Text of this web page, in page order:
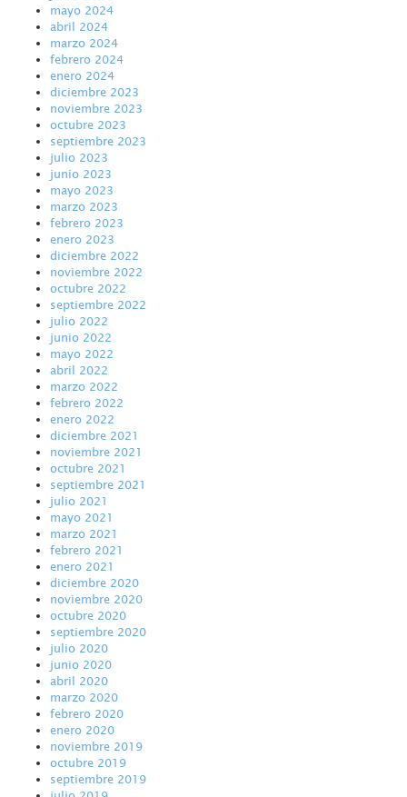
mayo 2024
abril 2024
marzo 2024
febrero 2024
enero 2024
diciembre 2023
noviembre 2023
octubre 2023
septiembre 2023
julio 2023
junio 2023
mayo 2023
marzo 2023
febrero 2023
enero 2023
diciembre 2022
noviembre 2022
octubre 2022
septiembre 2022
julio 2022
junio 2022
mayo 2022
abril 2022
marzo 2022
febrero 2022
enero 2022
diciembre 2021
noviembre 2021
octubre 2021
septiembre 2021
julio 2021
mayo 2021
marzo 2021
febrero 2021
enero 2021
diciembre 2020
noviembre 2020
octubre 2020
septiembre 2020
julio 2020
junio 2020
abril 2020
marzo 2020
febrero 2020
enero 2020
noviembre 2019
octubre 2019
septiembre 2019